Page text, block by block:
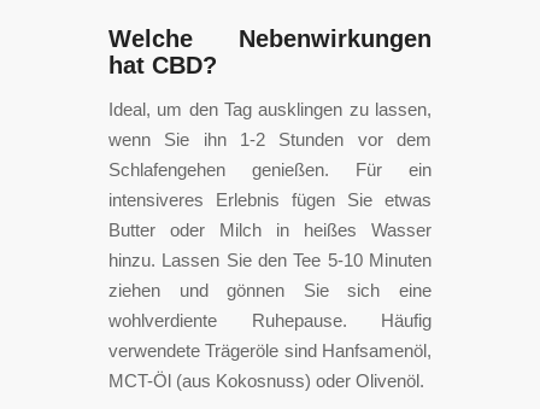
Welche Nebenwirkungen
hat CBD?
Ideal, um den Tag ausklingen zu lassen,
wenn Sie ihn 1-2 Stunden vor dem
Schlafengehen genießen. Für ein
intensiveres Erlebnis fügen Sie etwas
Butter oder Milch in heißes Wasser
hinzu. Lassen Sie den Tee 5-10 Minuten
ziehen und gönnen Sie sich eine
wohlverdiente Ruhepause. Häufig
verwendete Trägeröle sind Hanfsamenöl,
MCT-Öl (aus Kokosnuss) oder Olivenöl.